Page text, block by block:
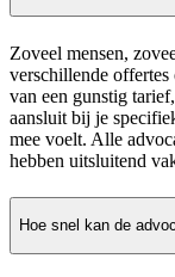
Zoveel mensen,
verschillende
van een gunstig
aansluit bij je
mee voelt. Alle
hebben uitsluitend
Hoe snel kan de